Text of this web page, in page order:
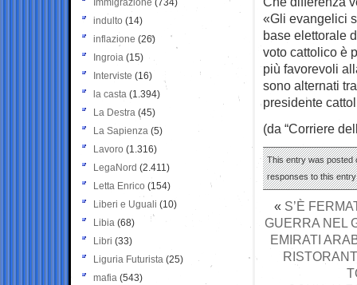
«Gli evangelici
base elettorale
voto cattolico è
più favorevoli
sono alternati
presidente
(da “Corriere
This entry was posted
responses to this
« S’È
GUERRA NEL
EMIRATI
Immigrazione (734)
indulto (14)
inflazione (26)
Ingroia (15)
Interviste (16)
la casta (1.394)
La Destra (45)
La Sapienza (5)
Lavoro (1.316)
LegaNord (2.411)
Letta Enrico (154)
Liberi e Uguali (10)
Libia (68)
Libri (33)
Liguria Futurista (25)
mafia (543)